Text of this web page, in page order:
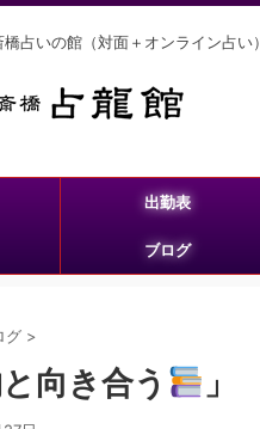
占いの館（対面＋オンライン占い）
出勤表
ブログ
グ >
と向き合う 」